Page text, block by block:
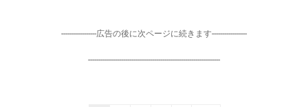
-----------------広告の後に次ページに続きます-----------------
----------------------------------------------------------------